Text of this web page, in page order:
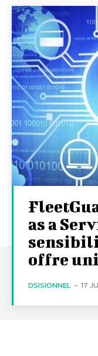
as a
offre
DSISIONNEL - 17